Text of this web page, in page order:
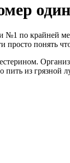
один
№1 по крайней
просто понять
из грязной